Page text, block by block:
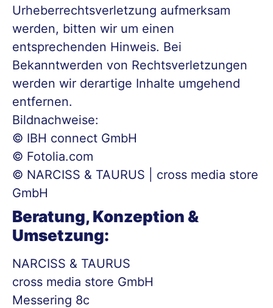
Urheberrechtsverletzung aufmerksam
werden, bitten wir um einen
entsprechenden Hinweis. Bei
Bekanntwerden von Rechtsverletzungen
werden wir derartige Inhalte umgehend
entfernen.
Bildnachweise:
© IBH connect GmbH
© Fotolia.com
© NARCISS & TAURUS | cross media store
GmbH
Beratung, Konzeption &
Umsetzung:
NARCISS & TAURUS
cross media store GmbH
Messering 8c